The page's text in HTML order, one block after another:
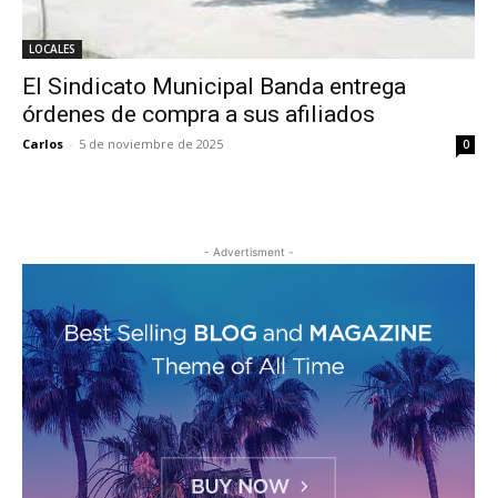
LOCALES
El Sindicato Municipal Banda entrega
órdenes de compra a sus afiliados
Carlos - 5 de noviembre de 2025 0
- Advertisment -